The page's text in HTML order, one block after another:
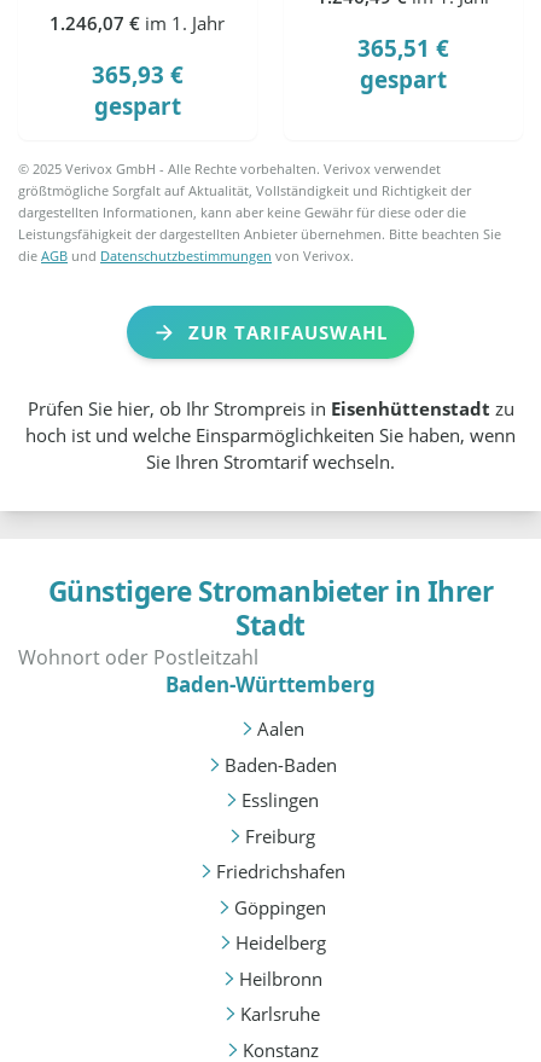
1.246,07 € im 1. Jahr
365,93 €
gespart
365,51 €
gespart
© 2025 Verivox GmbH - Alle Rechte vorbehalten. Verivox verwendet
größtmögliche Sorgfalt auf Aktualität, Vollständigkeit und Richtigkeit der
dargestellten Informationen, kann aber keine Gewähr für diese oder die
Leistungsfähigkeit der dargestellten Anbieter übernehmen. Bitte beachten Sie
dieAGB und Datenschutzbestimmungen von Verivox.
ZUR TARIFAUSWAHL
Prüfen Sie hier, ob Ihr Strompreis in Eisenhüttenstadt zu
hoch ist und welche Einsparmöglichkeiten Sie haben, wenn
Sie Ihren Stromtarif wechseln.
Günstigere Stromanbieter in Ihrer
Stadt
Baden-Württemberg
Aalen
Baden-Baden
Esslingen
Freiburg
Friedrichshafen
Göppingen
Heidelberg
Heilbronn
Karlsruhe
Konstanz